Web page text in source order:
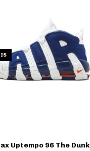
Uptempo 96 The Dunk